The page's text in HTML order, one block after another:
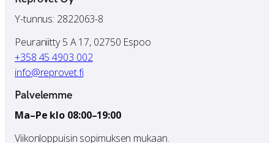
Y-tunnus: 2822063-8
Peuraniitty 5 A 17, 02750 Espoo
+358 45 4903 002
info@reprovet.fi
Palvelemme
Ma–Pe klo 08:00–19:00
Viikonloppuisin sopimuksen mukaan.